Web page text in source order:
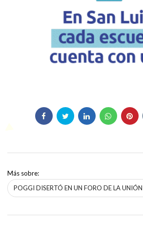
Más sobre:
POGGI DISERTÓ EN UN FORO DE LA